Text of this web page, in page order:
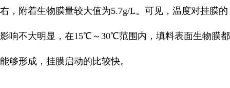
右，附着生物膜量较大值为5.7g/L。可见，温度对挂膜的
影响不大明显，在15℃～30℃范围内，填料表面生物膜都
能够形成，挂膜启动的比较快。